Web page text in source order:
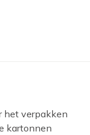
het verpakken
kartonnen